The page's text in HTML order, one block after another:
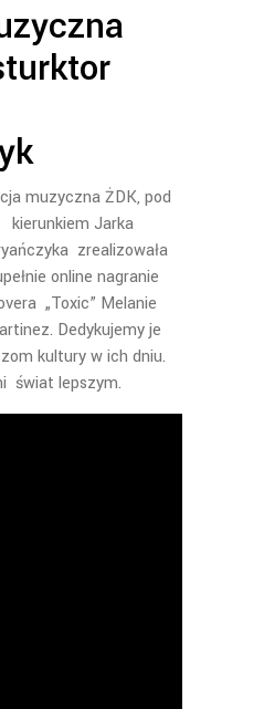
muzyczna ŻDK, pod
kierunkiem Jarka
zrealizowała
online nagranie
„Toxic” Melanie
Dedykujemy je
kultury w ich dniu.
świat lepszym.